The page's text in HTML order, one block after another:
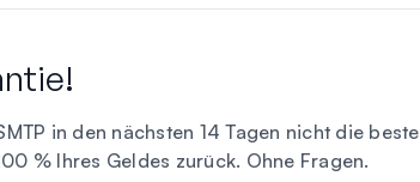
in den nächsten 14 Tagen nicht die beste
% Ihres Geldes zurück. Ohne Fragen.